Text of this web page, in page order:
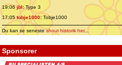
19:06jbl:Type 3
17:05tobje1000: Tobje1000
Du kan se senesteshout historik her...
Sponsorer